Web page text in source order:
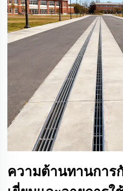
ความต้านทานการ